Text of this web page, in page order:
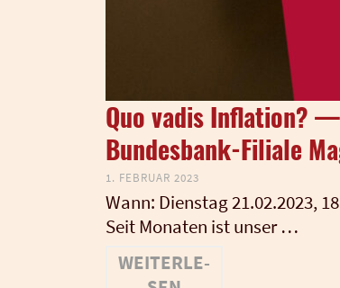
Quo vadis Inflation? —
Bundesbank-Filiale
1. FEBRUAR 2023
Wann: Diens­tag 21.02.2023,
Seit Mona­ten ist unser …
WEI­TER­LE­